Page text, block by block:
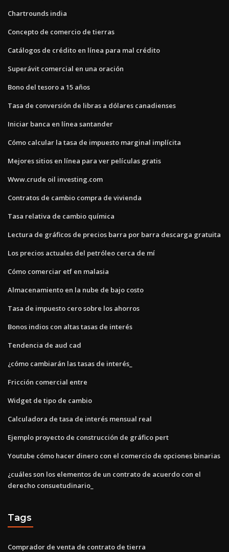
Chartrounds india
Concepto de comercio de tierras
Catálogos de crédito en línea para mal crédito
Superávit comercial en una oración
Bono del tesoro a 15 años
Tasa de conversión de libras a dólares canadienses
Iniciar banca en línea santander
Cómo calcular la tasa de impuesto marginal implícita
Mejores sitios en línea para ver películas gratis
Www.crude oil investing.com
Contratos de cambio compra de vivienda
Tasa relativa de cambio química
Lectura de gráficos de precios barra por barra descarga gratuita
Los precios actuales del petróleo cerca de mí
Cómo comerciar etf en malasia
Almacenamiento en la nube de bajo costo
Tasa de impuesto cero sobre los ahorros
Bonos indios con altas tasas de interés
Tendencia de aud cad
¿cómo cambiarán las tasas de interés_
Fricción comercial entre
Widget de tipo de cambio
Calculadora de tasa de interés mensual real
Ejemplo proyecto de construcción de gráfico pert
Youtube cómo hacer dinero con el comercio de opciones binarias
¿cuáles son los elementos de un contrato de acuerdo con el
derecho consuetudinario_
Tags
Comprador de venta de contrato de tierra